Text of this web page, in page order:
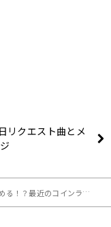
リクエスト曲とメ
最近のコインランドリー事情